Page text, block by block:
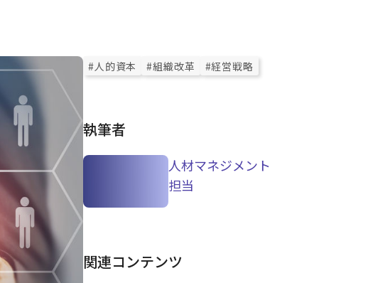
#人的資本 #組織改革 #経営戦略
執筆者
人材マネジメント
担当
関連コンテンツ